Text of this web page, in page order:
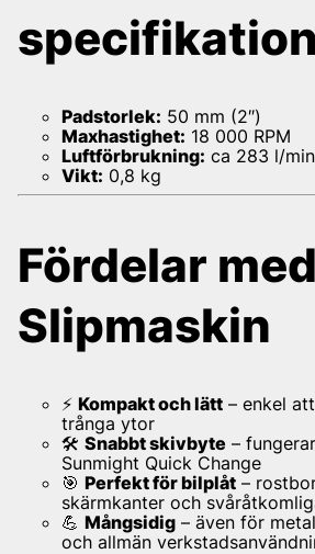
Padstorlek: 50 mm (2″)
Maxhastighet: 18 000 RPM
Luftförbrukning: ca 283 l/min
Vikt: 0,8 kg
Fördelar
Slipmaskin
⚡ Kompakt och lätt – enkel
trånga ytor
🛠 Snabbt skivbyte –
Sunmight Quick Change
🎯 Perfekt för bilplåt –
skärmkanter och
💪 Mångsidig – även för
och allmän